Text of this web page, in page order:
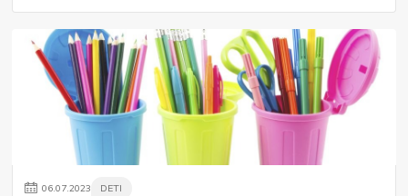
06.07.2023 DETI